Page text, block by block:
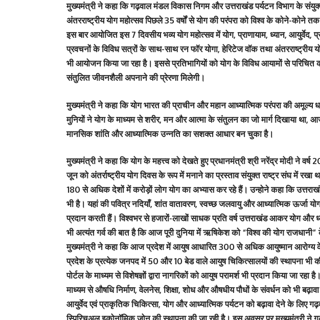
मुख्यमंत्री ने कहा कि गढ़वाल मंडल विकास निगम और उत्तराखंड पर्यटन विभाग के
अंतरराष्ट्रीय योग महोत्सव पिछले 35 वर्षों से योग की परंपरा को विश्व के कोने-कोने
इस बार आयोजित इस 7 दिवसीय भव्य योग महोत्सव में योग, प्राणायाम, ध्यान,
प्रवचनों के विविध सत्रों के साथ-साथ रन फॉर योगा, हेरिटेज वॉक तथा
भी आयोजन किया जा रहा है। इससे प्रतिभागियों को योग के विविध आयामों से
संतुलित जीवनशैली अपनाने की प्रेरणा मिलेगी।
मुख्यमंत्री ने कहा कि योग भारत की प्राचीन और महान आध्यात्मिक परंपरा की अमूल्य
मुनियों ने योग के माध्यम से शरीर, मन और आत्मा के संतुलन का जो मार्ग दिखाया था,
मानसिक शांति और आध्यात्मिक उन्नति का सशक्त आधार बन चुका है।
मुख्यमंत्री ने कहा कि योग के महत्त्व को देखते हुए प्रधानमंत्री श्री नरेंद्र मोदी ने वर्ष
जून को अंतर्राष्ट्रीय योग दिवस के रूप में मनाने का प्रस्ताव संयुक्त राष्ट्र संघ में रखा
180 से अधिक देशों में करोड़ों लोग योग का अभ्यास कर रहे हैं। उन्होने कहा कि
भी है। यहां की पवित्र नदियाँ, शांत वातावरण, स्वच्छ जलवायु और आध्यात्मिक ऊर्जा
प्रदान करती हैं। विश्वभर से हजारों-लाखों साधक प्रति वर्ष उत्तराखंड आकर योग और
भी अत्यंत गर्व की बात है कि आज पूरी दुनिया में ऋषिकेश को “विश्व की योग
मुख्यमंत्री ने कहा कि आज प्रदेश में आयुष आधारित 300 से अधिक आयुष्मान आरोग्य
प्रदेश के प्रत्येक जनपद में 50 और 10 बेड वाले आयुष चिकित्सालयों की स्थापना भी
पोर्टल के माध्यम से विशेषज्ञों द्वारा नागरिकों को आयुष परामर्श भी प्रदान किया जा
माध्यम से औषधि निर्माण, वेलनेस, शिक्षा, शोध और औषधीय पौधों के संवर्धन को भी
आयुर्वेद एवं प्राकृतिक चिकित्सा, योग और आध्यात्मिक पर्यटन को बढ़ावा देने के